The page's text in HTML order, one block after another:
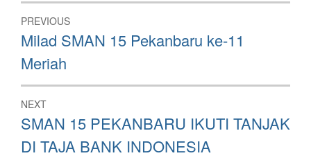
Post
navigation
PREVIOUS
Previous
post:
Milad SMAN 15 Pekanbaru ke-11
Meriah
NEXT
Next
post:
SMAN 15 PEKANBARU IKUTI TANJAK
DI TAJA BANK INDONESIA